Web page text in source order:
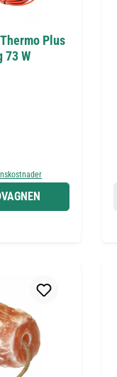
Plus
73 W